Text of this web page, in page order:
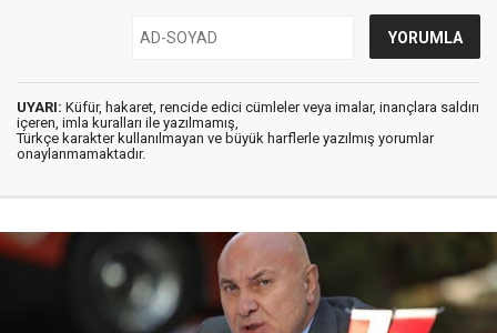
UYARI: Küfür, hakaret, rencide edici cümleler veya imalar, inançlara saldırı
içeren, imla kuralları ile yazılmamış,
Türkçe karakter kullanılmayan ve büyük harflerle yazılmış yorumlar
onaylanmamaktadır.